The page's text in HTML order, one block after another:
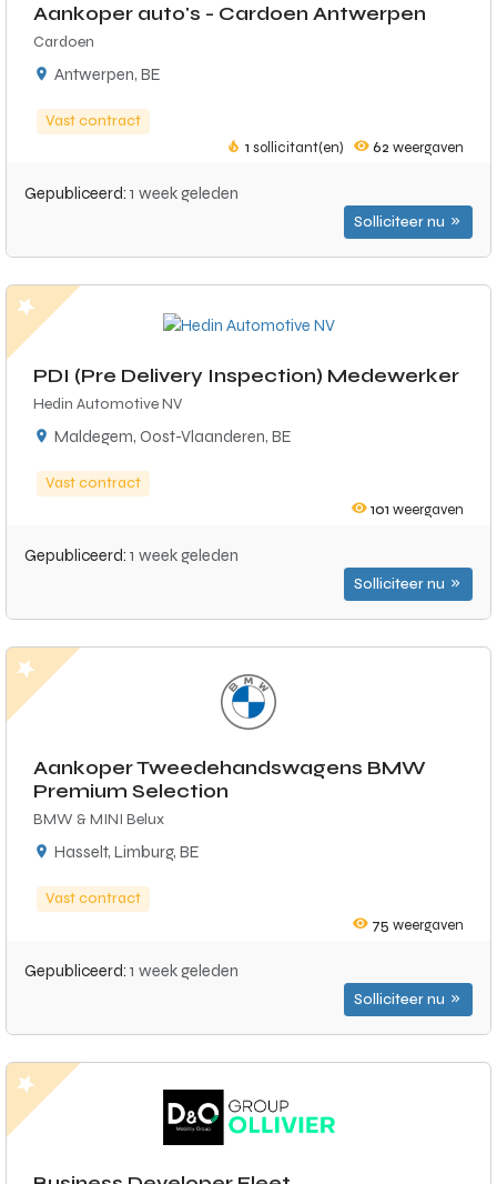
Aankoper auto's - Cardoen Antwerpen
Cardoen
Antwerpen, BE
Vast contract
1 sollicitant(en) 62 weergaven
Gepubliceerd: 1 week geleden
Solliciteer nu
PDI (Pre Delivery Inspection) Medewerker
Hedin Automotive NV
Maldegem, Oost-Vlaanderen, BE
Vast contract
101 weergaven
Gepubliceerd: 1 week geleden
Solliciteer nu
Aankoper Tweedehandswagens BMW
Premium Selection
BMW & MINI Belux
Hasselt, Limburg, BE
Vast contract
75 weergaven
Gepubliceerd: 1 week geleden
Solliciteer nu